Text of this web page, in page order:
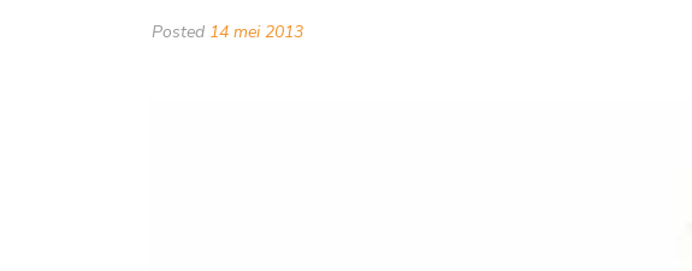
Posted 14 mei 2013